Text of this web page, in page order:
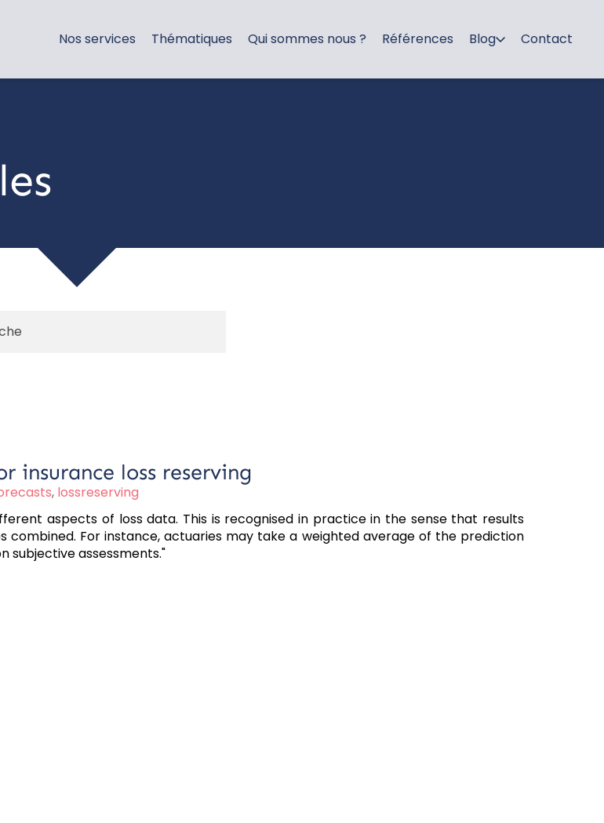
Nos services Thématiques Qui sommes nous ? Références Blog Contact
insurance loss reserving
, lossreserving
aspects of loss data. This is recognised in practice in the sense that results
For instance, actuaries may take a weighted average of the prediction
subjective assessments."